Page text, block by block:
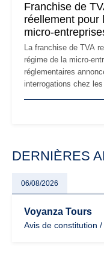
Franchise de
réellement pour
micro-
La franchise de TVA
régime de la micro-
réglementaires
interrogations chez
facturation ou risque
DERNIÈRES
06/08/2026
Voyanza Tours
Avis de constitution